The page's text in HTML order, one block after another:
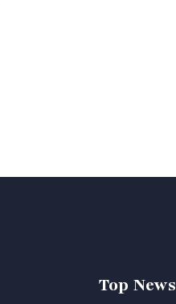
Top News